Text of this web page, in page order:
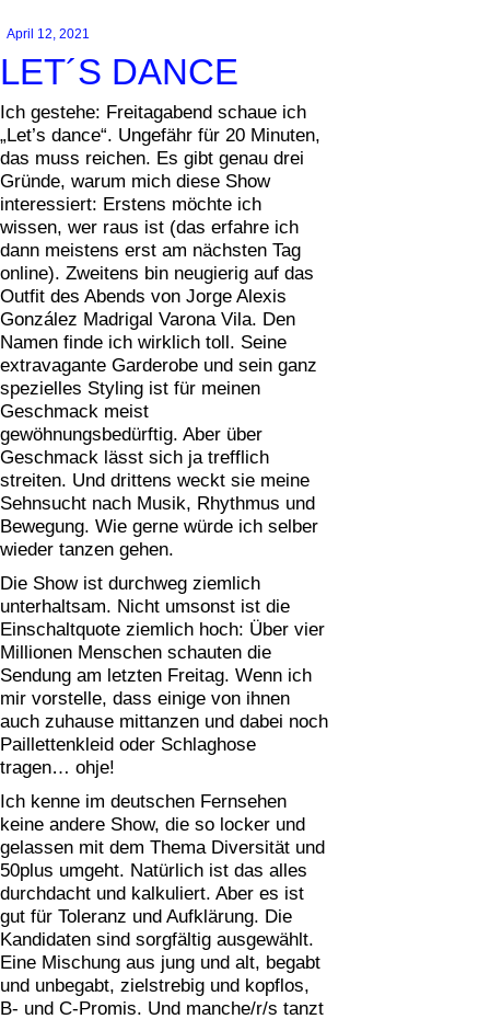
April 12, 2021
LET´S DANCE
Ich gestehe: Freitagabend schaue ich
„Let’s dance“. Ungefähr für 20 Minuten,
das muss reichen. Es gibt genau drei
Gründe, warum mich diese Show
interessiert: Erstens möchte ich
wissen, wer raus ist (das erfahre ich
dann meistens erst am nächsten Tag
online). Zweitens bin neugierig auf das
Outfit des Abends von Jorge Alexis
González Madrigal Varona Vila. Den
Namen finde ich wirklich toll. Seine
extravagante Garderobe und sein ganz
spezielles Styling ist für meinen
Geschmack meist
gewöhnungsbedürftig. Aber über
Geschmack lässt sich ja trefflich
streiten. Und drittens weckt sie meine
Sehnsucht nach Musik, Rhythmus und
Bewegung. Wie gerne würde ich selber
wieder tanzen gehen.
Die Show ist durchweg ziemlich
unterhaltsam. Nicht umsonst ist die
Einschaltquote ziemlich hoch: Über vier
Millionen Menschen schauten die
Sendung am letzten Freitag. Wenn ich
mir vorstelle, dass einige von ihnen
auch zuhause mittanzen und dabei noch
Paillettenkleid oder Schlaghose
tragen… ohje!
Ich kenne im deutschen Fernsehen
keine andere Show, die so locker und
gelassen mit dem Thema Diversität und
50plus umgeht. Natürlich ist das alles
durchdacht und kalkuliert. Aber es ist
gut für Toleranz und Aufklärung. Die
Kandidaten sind sorgfältig ausgewählt.
Eine Mischung aus jung und alt, begabt
und unbegabt, zielstrebig und kopflos,
B- und C-Promis. Und manche/r/s tanzt